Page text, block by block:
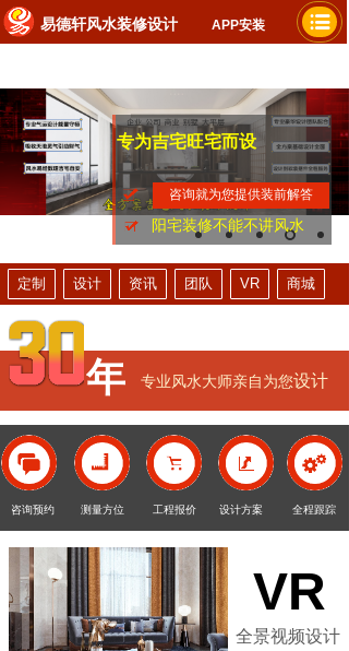
易德轩风水装修设计 APP安装
专为吉宅旺宅而设
咨询就为您提供装前解答
家人平安健康
提升财运事业
阳宅装修不能不讲风水
定制 设计 资讯 团队 VR 商城
年 专业风水大师亲自为您设计
咨询预约 测量方位 工程报价 设计方案 全程跟踪
VR
全景视频设计